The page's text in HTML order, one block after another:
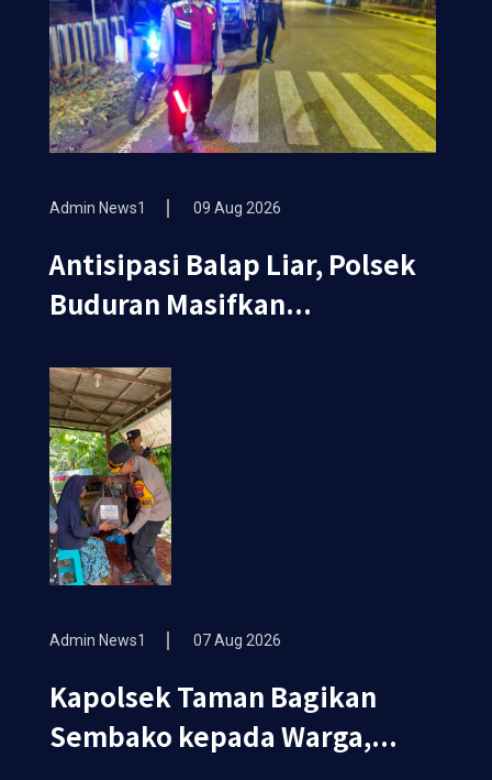
Admin News1 09 Aug 2026
Antisipasi Balap Liar, Polsek
Buduran Masifkan...
Admin News1 07 Aug 2026
Kapolsek Taman Bagikan
Sembako kepada Warga,...